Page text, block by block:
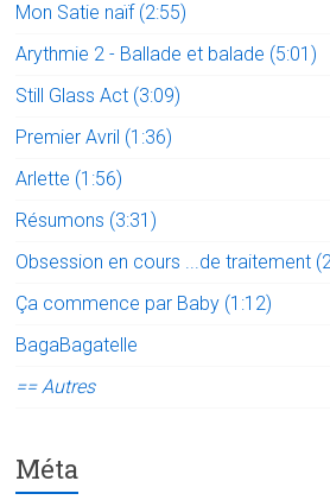
Mon Satie naïf (2:55)
Arythmie 2 - Ballade et balade (5:01)
Still Glass Act (3:09)
Premier Avril (1:36)
Arlette (1:56)
Résumons (3:31)
Obsession en cours ...de traitement
Ça commence par Baby (1:12)
BagaBagatelle
== Autres
Méta